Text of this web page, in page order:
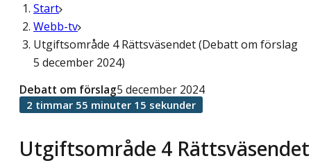
Start
Webb-tv
Utgiftsområde 4 Rättsväsendet (Debatt om förslag
5 december 2024)
Utgiftsområde 4 Rättsväsendet
Debatt om förslag5 december 2024
2 timmar 55 minuter 15 sekunder